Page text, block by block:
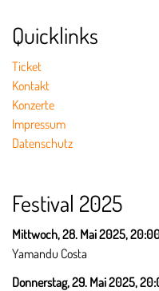
Quicklinks
Ticket
Kontakt
Konzerte
Impressum
Datenschutz
Festival 2025
Mittwoch, 28. Mai 2025,
Yamandu Costa
Donnerstag, 29. Mai 2025,